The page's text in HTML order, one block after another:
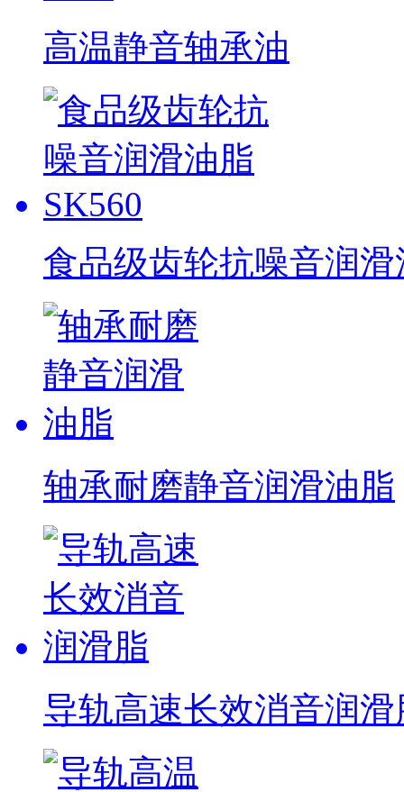
高温静音轴承油
食品级齿轮抗噪音润滑
轴承耐磨静音润滑油脂
导轨高速长效消音润滑